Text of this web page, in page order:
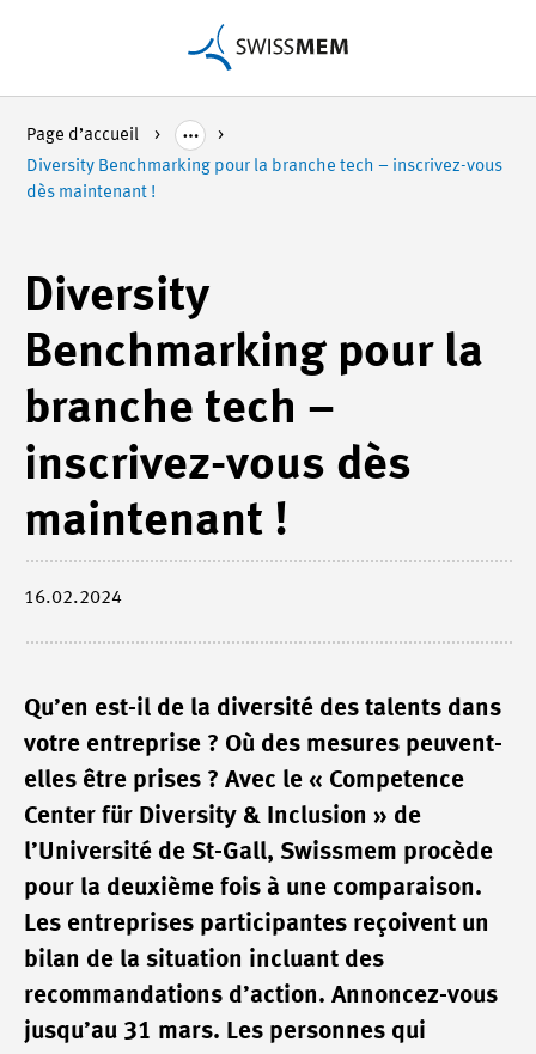
Page d’accueil
Diversity Benchmarking pour la branche tech – inscrivez-vous
dès maintenant !
Diversity
Benchmarking pour la
branche tech –
inscrivez-vous dès
maintenant !
16.02.2024
Qu’en est-il de la diversité des talents dans
votre entreprise ? Où des mesures peuvent-
elles être prises ? Avec le « Competence
Center für Diversity & Inclusion » de
l’Université de St-Gall, Swissmem procède
pour la deuxième fois à une comparaison.
Les entreprises participantes reçoivent un
bilan de la situation incluant des
recommandations d’action. Annoncez-vous
jusqu’au 31 mars. Les personnes qui